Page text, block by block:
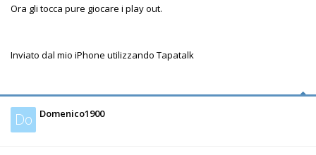
Ora gli tocca pure giocare i play out.
Inviato dal mio iPhone utilizzando Tapatalk
Do Domenico1900